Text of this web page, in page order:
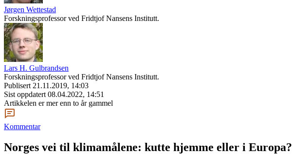
Jørgen Wettestad
Forskningsprofessor ved Fridtjof Nansens Institutt.
Lars H. Gulbrandsen
Forskningsprofessor ved Fridtjof Nansens Institutt.
Publisert 21.11.2019, 14:03
Sist oppdatert 08.04.2022, 14:51
Artikkelen er mer enn to år gammel
Kommentar
Norges vei til klimamålene: kutte hjemme eller i Europa?